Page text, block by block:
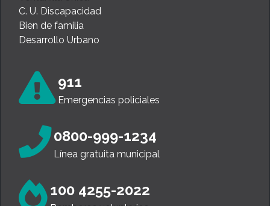
C. U. Discapacidad
Bien de familia
Desarrollo Urbano
911
Emergencias policiales
0800-999-1234
Línea gratuita municipal
100 4255-2022